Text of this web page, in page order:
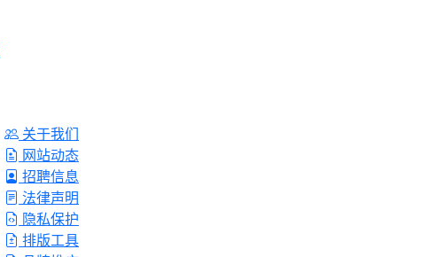
关于我们
网站动态
招聘信息
法律声明
隐私保护
排版工具